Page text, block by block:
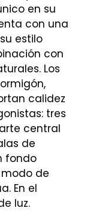
en su
con una
estilo
con
Los
calidez
tres
central
de
fondo
de
En el
luz.